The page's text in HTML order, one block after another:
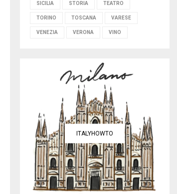
SICILIA STORIA TEATRO
TORINO TOSCANA VARESE
VENEZIA VERONA VINO
ITALYHOWTO